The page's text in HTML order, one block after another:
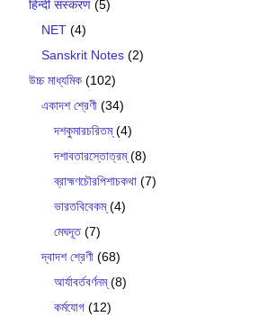
हिन्दी संस्करण (5)
NET (4)
Sanskrit Notes (2)
উচ্চ মাধ্যমিক (102)
একাদশ শ্রেণী (34)
দশকুমারচরিতম্(4)
দশাবতারস্তোত্রম্(8)
ব্রাহ্মণচৌরপিশাচকথা (7)
ভারতবিবেকম্(4)
মেঘদূত(7)
দ্বাদশ শ্রেণী (68)
আর্যাবর্তবর্ণনম্(8)
কর্মযোগ (12)